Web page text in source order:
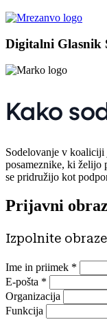
Digitalni Glasnik
Kako
Sodelovanje v koaliciji
posameznike, ki želijo
se pridružijo kot
Prijavni
Izpolnite
Ime in priimek *
E-pošta *
Organizacija
Funkcija